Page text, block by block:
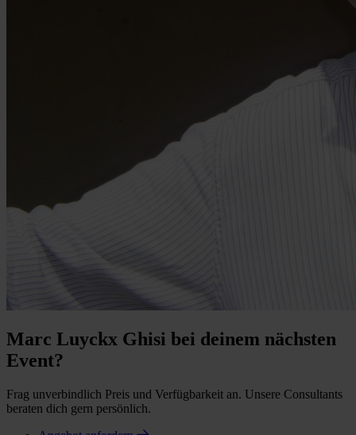
Marc Luyckx Ghisi bei deinem nächsten
Event?
Frag unverbindlich Preis und Verfügbarkeit an. Unsere Consultants
beraten dich gern persönlich.